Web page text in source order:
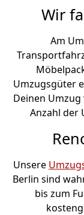
Wir
Am
Umzugsgüter
Deinen
Anzahl der
Unsere
Berlin sind
bis zum